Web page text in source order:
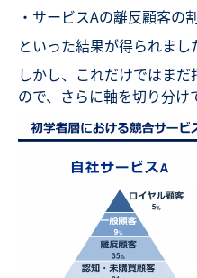
・サービスAの離反顧客の
といった結果が得られまし
しかし、これだけではま
ので、さらに軸を切り分け